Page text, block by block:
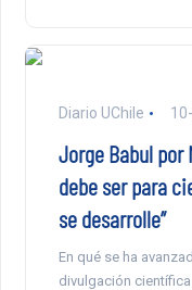
Diario UChile
Jorge Babul por
debe ser para
se desarrolle”
En qué se ha
divulgación